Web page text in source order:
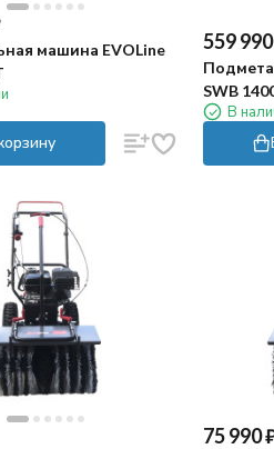
машина EVOLine
559 990
SWB
В
75 990